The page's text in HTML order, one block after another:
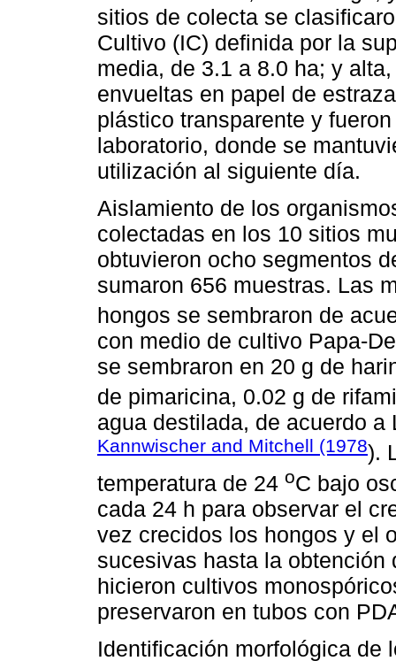
sitios de colecta se
Cultivo (IC) definida por la
media, de 3.1 a 8.0 ha; y
envueltas en papel de
plástico transparente y
laboratorio, donde se
utilización al siguiente día.
Aislamiento de los
colectadas en los 10 sitios
obtuvieron ocho segmentos
sumaron 656 muestras. Las
hongos se sembraron de
con medio de cultivo Papa-
se sembraron en 20 g de
de pimaricina, 0.02 g de
agua destilada, de acuerdo
Kannwischer and Mitchell (1978).
temperatura de 24 oC bajo
cada 24 h para observar el
vez crecidos los hongos y el
sucesivas hasta la
hicieron cultivos
preservaron en tubos con
Identificación morfológica de